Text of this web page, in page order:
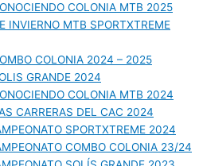
COLONIA MTB 2025
INVIERNO MTB SPORTXTREME
COLONIA 2024 – 2025
GRANDE 2024
COLONIA MTB 2024
CARRERAS DEL CAC 2024
SPORTXTREME 2024
COMBO COLONIA 23/24